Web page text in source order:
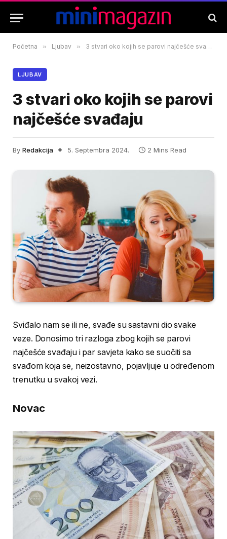
Početna » Ljubav » 3 stvari oko kojih se parovi najčešće svađaju
LJUBAV
3 stvari oko kojih se parovi
najčešće svađaju
By Redakcija 5. Septembra 2024. 2 Mins Read
Sviđalo nam se ili ne, svađe su sastavni dio svake
veze. Donosimo tri razloga zbog kojih se parovi
najčešće svađaju i par savjeta kako se suočiti sa
svađom koja se, neizostavno, pojavljuje u određenom
trenutku u svakoj vezi.
Novac